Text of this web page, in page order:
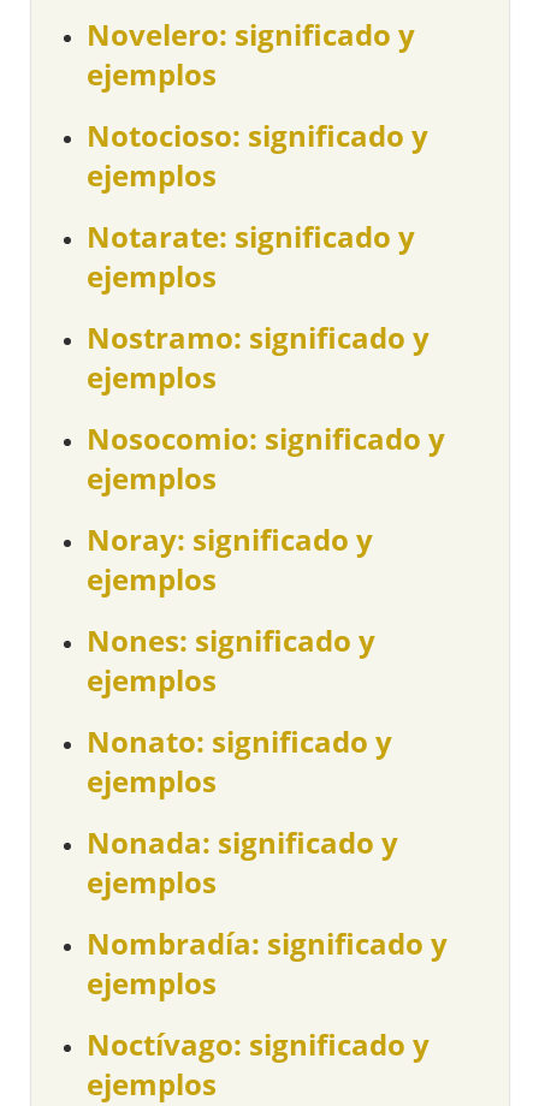
Novelero: significado y
ejemplos
Notocioso: significado y
ejemplos
Notarate: significado y
ejemplos
Nostramo: significado y
ejemplos
Nosocomio: significado y
ejemplos
Noray: significado y
ejemplos
Nones: significado y
ejemplos
Nonato: significado y
ejemplos
Nonada: significado y
ejemplos
Nombradía: significado y
ejemplos
Noctívago: significado y
ejemplos